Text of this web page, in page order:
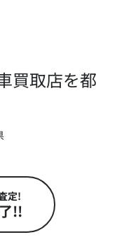
買取店を都
定!
!!